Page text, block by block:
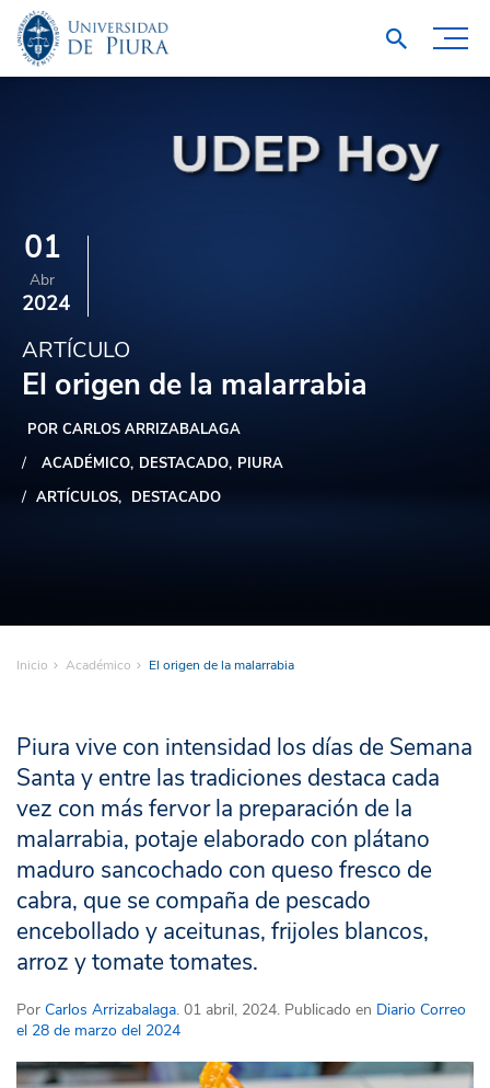
01
Abr
2024
ARTÍCULO
El origen de la malarrabia
POR CARLOS ARRIZABALAGA
ACADÉMICO DESTACADO PIURA
ARTÍCULOS
DESTACADO
Inicio Académico El origen de la malarrabia
Piura vive con intensidad los días de Semana
Santa y entre las tradiciones destaca cada
vez con más fervor la preparación de la
malarrabia, potaje elaborado con plátano
maduro sancochado con queso fresco de
cabra, que se compaña de pescado
encebollado y aceitunas, frijoles blancos,
arroz y tomate tomates.
Por Carlos Arrizabalaga. 01 abril, 2024. Publicado en Diario Correo
el 28 de marzo del 2024